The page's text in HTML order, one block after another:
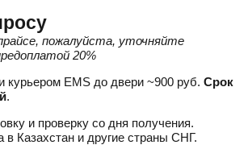
пожалуйста, уточняйте
20%
курьером EMS до двери ~900 руб. Срок
.
и проверку со дня получения.
в Казахстан и другие страны СНГ.